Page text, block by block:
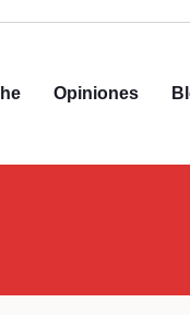
Opiniones